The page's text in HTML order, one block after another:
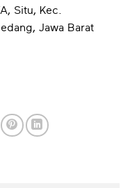
Situ, Kec.
Jawa Barat